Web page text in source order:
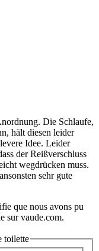
Die Schlaufe,
hält diesen leider
Idee. Leider
der Reißverschluss
wegdrücken muss.
sehr gute
que nous avons pu
sur vaude.com.
toilette